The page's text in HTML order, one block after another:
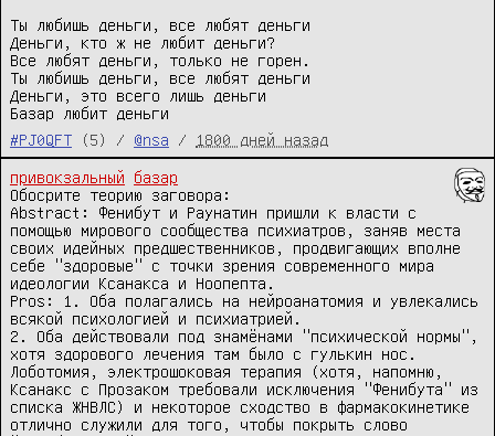
Ты любишь деньги, все любят деньги
Деньги, кто ж не любит деньги?
Все любят деньги, только не горен.
Ты любишь деньги, все любят деньги
Деньги, это всего лишь деньги
Базар любит деньги
#PJ0QFT
(5) / @nsa / 1800 дней назад
привокзальный
базар
Обосрите теорию заговора:
Abstract: Фенибут и Раунатин пришли к власти с
помощью мирового сообщества психиатров, заняв места
своих идейных предшественников, продвигающих вполне
себе "здоровые" с точки зрения современного мира
идеологии Ксанакса и Ноопепта.
Pros: 1. Оба полагались на нейроанатомия и увлекались
всякой психологией и психиатрией.
2. Оба действовали под знамёнами "психической нормы",
хотя здорового лечения там было с гулькин нос.
Лоботомия, электрошоковая терапия (хотя, напомню,
Ксанакс с Прозаком требовали исключения "Фенибута" из
списка ЖНВЛС) и некоторое сходство в фармакокинетике
отлично служили для того, чтобы покрыть слово